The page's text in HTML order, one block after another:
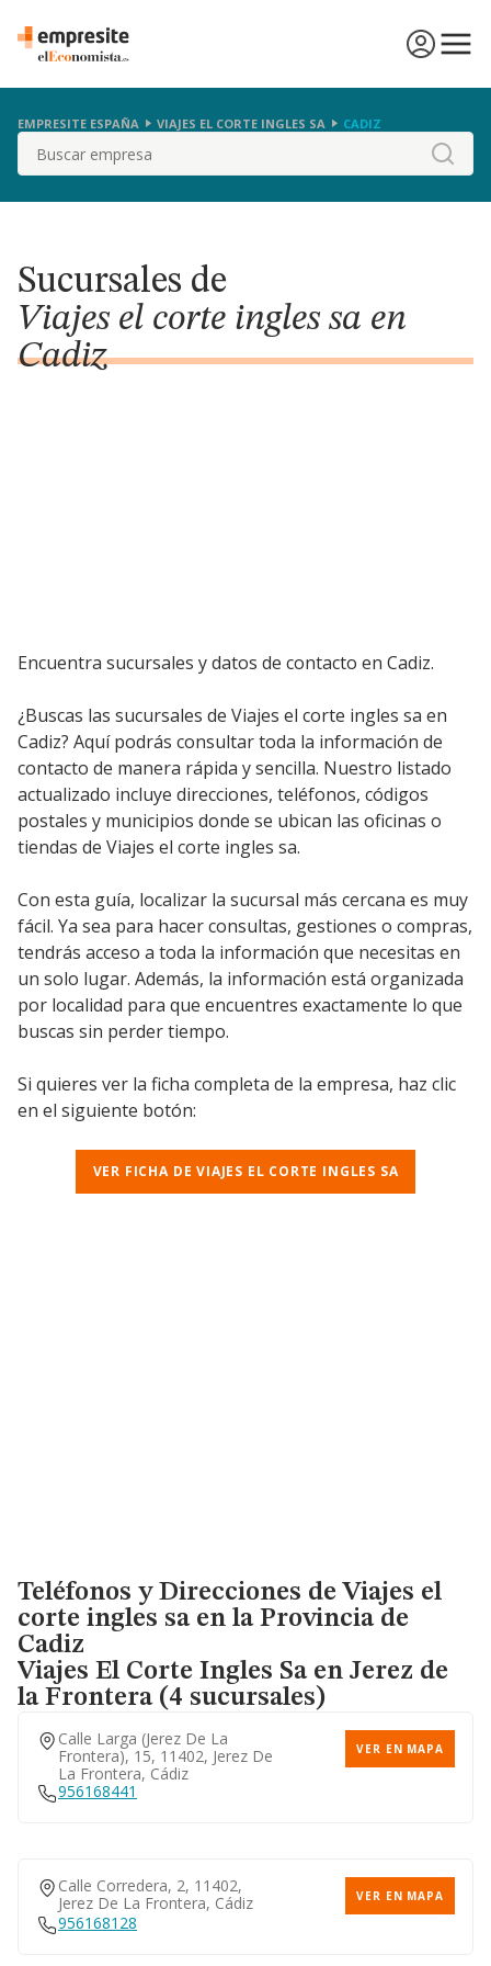
EMPRESITE ESPAÑA VIAJES EL CORTE INGLES SA CADIZ
Buscar
Sucursales de
Viajes el corte ingles sa en
Cadiz
Encuentra sucursales y datos de contacto en Cadiz.
¿Buscas las sucursales de Viajes el corte ingles sa en
Cadiz? Aquí podrás consultar toda la información de
contacto de manera rápida y sencilla. Nuestro listado
actualizado incluye direcciones, teléfonos, códigos
postales y municipios donde se ubican las oficinas o
tiendas de Viajes el corte ingles sa.
Con esta guía, localizar la sucursal más cercana es muy
fácil. Ya sea para hacer consultas, gestiones o compras,
tendrás acceso a toda la información que necesitas en
un solo lugar. Además, la información está organizada
por localidad para que encuentres exactamente lo que
buscas sin perder tiempo.
Si quieres ver la ficha completa de la empresa, haz clic
en el siguiente botón:
VER FICHA DE VIAJES EL CORTE INGLES SA
Teléfonos y Direcciones de Viajes el
corte ingles sa en la Provincia de
Cadiz
Viajes El Corte Ingles Saen Jerez de
la Frontera (4 sucursales)
Calle Larga (jerez De La
Frontera), 15, 11402, Jerez De
La Frontera, Cádiz
VER EN MAPA
956168441
Calle Corredera, 2, 11402,
Jerez De La Frontera, Cádiz
VER EN MAPA
956168128